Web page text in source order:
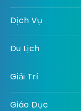
Dịch Vụ
Du Lịch
Giải Trí
Giáo Dục